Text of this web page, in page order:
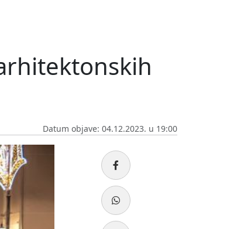
Datum objave: 04.12.2023. u 19:00